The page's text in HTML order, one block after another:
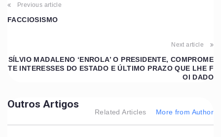
Previous article
FACCIOSISMO
Next article
SÍLVIO MADALENO ‘ENROLA’ O PRESIDENTE, COMPROME
TE INTERESSES DO ESTADO E ÚLTIMO PRAZO QUE LHE F
OI DADO
Outros Artigos
Related Articles More from Author